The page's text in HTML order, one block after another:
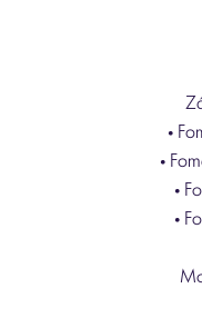
•
•
•
•